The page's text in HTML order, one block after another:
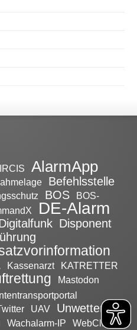
AlarmApp
Befehlsstelle
BOS
BOS-
DE-Alarm
Disponent
Kassenarzt
KATRETTER
Mastodon
UAV
Unwetter
Wachalarm-IP WebClient